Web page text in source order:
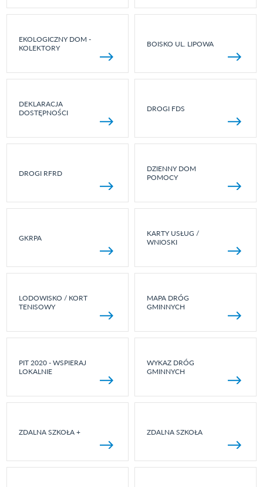
EKOLOGICZNY DOM -
KOLEKTORY
BOISKO UL. LIPOWA
DEKLARACJA
DOSTĘPNOŚCI
DROGI FDS
DROGI RFRD
DZIENNY DOM
POMOCY
GKRPA
KARTY USŁUG /
WNIOSKI
LODOWISKO / KORT
TENISOWY
MAPA DRÓG
GMINNYCH
PIT 2020 - WSPIERAJ
LOKALNIE
WYKAZ DRÓG
GMINNYCH
ZDALNA SZKOŁA + ZDALNA SZKOŁA